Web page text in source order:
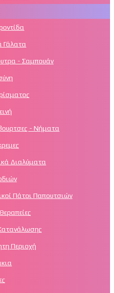
Γάλατα
- Σαμπουάν
- Νήματα
Διαλύματα
Πάτοι Παπουτσιών
Περιοχή